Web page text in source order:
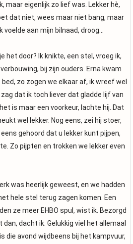
maar eigenlijk zo lief was. Lekker hè,
dat niet, wees maar niet bang, maar
aan mijn bilnaad, droog…
het door? Ik knikte, een stel, vroeg ik,
bij zijn ouders. Erna kwam
zo zogen we elkaar af, ik wreef wel
dat ik toch liever dat gladde lijf van
is maar een voorkeur, lachte hij. Dat
wel lekker. Nog eens, zei hij stoer,
gehoord dat u lekker kunt pijpen,
Zo pijpten en trokken we lekker even
was heerlijk geweest, en we hadden
hele stel terug zagen komen. Een
ze meer EHBO spul, wist ik. Bezorgd
dacht ik. Gelukkig viel het allemaal
die avond wijdbeens bij het kampvuur,